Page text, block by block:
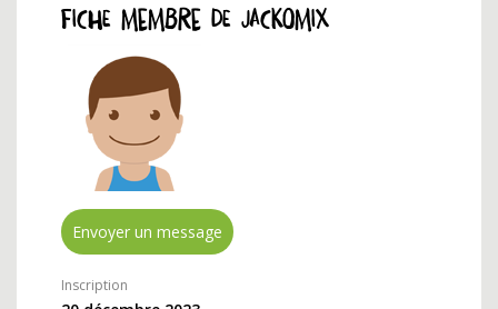
Fiche membre de jackomix
Envoyer un message
Inscription